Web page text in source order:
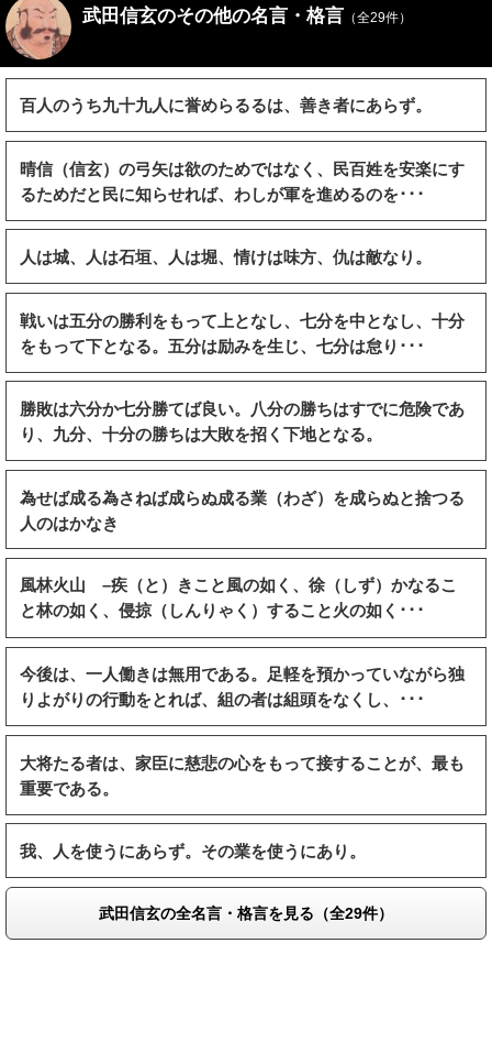
武田信玄のその他の名言・格言 （全29件）
百人のうち九十九人に誉めらるるは、善き者にあらず。
晴信（信玄）の弓矢は欲のためではなく、民百姓を安楽にす
るためだと民に知らせれば、わしが軍を進めるのを･･･
人は城、人は石垣、人は堀、情けは味方、仇は敵なり。
戦いは五分の勝利をもって上となし、七分を中となし、十分
をもって下となる。五分は励みを生じ、七分は怠り･･･
勝敗は六分か七分勝てば良い。八分の勝ちはすでに危険であ
り、九分、十分の勝ちは大敗を招く下地となる。
為せば成る為さねば成らぬ成る業（わざ）を成らぬと捨つる
人のはかなき
風林火山 –疾（と）きこと風の如く、徐（しず）かなるこ
と林の如く、侵掠（しんりゃく）すること火の如く･･･
今後は、一人働きは無用である。足軽を預かっていながら独
りよがりの行動をとれば、組の者は組頭をなくし、･･･
大将たる者は、家臣に慈悲の心をもって接することが、最も
重要である。
我、人を使うにあらず。その業を使うにあり。
武田信玄の全名言・格言を見る（全29件）